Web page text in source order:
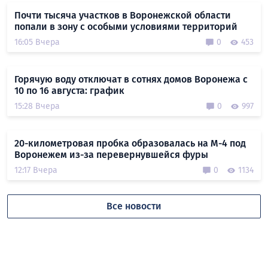
Почти тысяча участков в Воронежской области
попали в зону с особыми условиями территорий
16:05 Вчера 0 453
Горячую воду отключат в сотнях домов Воронежа с
10 по 16 августа: график
15:28 Вчера 0 997
20-километровая пробка образовалась на М-4 под
Воронежем из-за перевернувшейся фуры
12:17 Вчера 0 1134
Все новости